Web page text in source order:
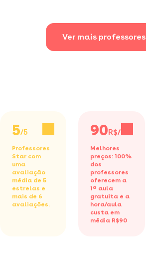
Ver mais professores
5/5
Professores
Star com
uma
avaliação
média de 5
estrelas e
mais de 6
avaliações.
90R$/h
Melhores
preços: 100%
dos
professores
oferecem a
1ª aula
gratuita e a
hora/aula
custa em
média R$90